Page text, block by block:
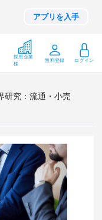
アプリを入手
採用企業
様
無料登録 ログイン
研究：流通・小売